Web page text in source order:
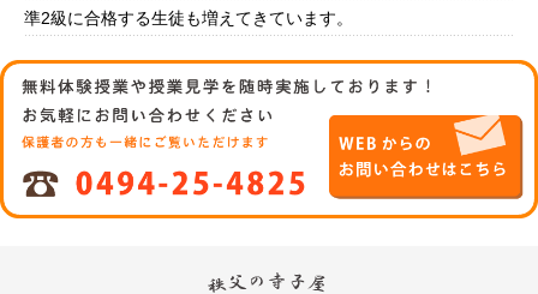
準2級に合格する生徒も増えてきています。